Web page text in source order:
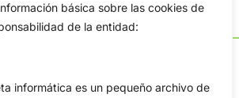
básica sobre las cookies de
de la entidad:
informática es un pequeño archivo de